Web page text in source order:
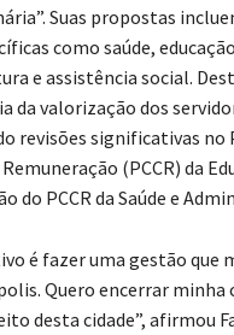
Suas propostas
como saúde,
e assistência social.
da valorização dos
revisões significativas no
(PCCR) da
do PCCR da Saúde e
é fazer uma gestão que
Quero encerrar minha
desta cidade”, afirmou